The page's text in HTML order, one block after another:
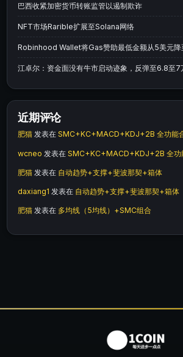
巴西收紧加密货币转账监管以遏制欺诈
NFT市场Rarible扩展至Solana网络
Robinhood Wallet将Gas赞助最低金额从5美元
江卓尔：资金面没有牛市启动迹象，反弹至6.8至7
近期评论
肥猫 发表在 SMC+KC+MACD+KDJ+2B 全功能
wcneo 发表在 SMC+KC+MACD+KDJ+2B 全功
肥猫 发表在 自动趋势+支撑+斐波那契+箱体
daxiang1 发表在 自动趋势+支撑+斐波那契+箱体
肥猫 发表在 多均线（5均线）+SMC组合